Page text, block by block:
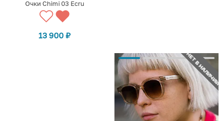
Очки Chimi 03 Ecru
13 900 ₽
НЕТ В НАЛИЧИИ